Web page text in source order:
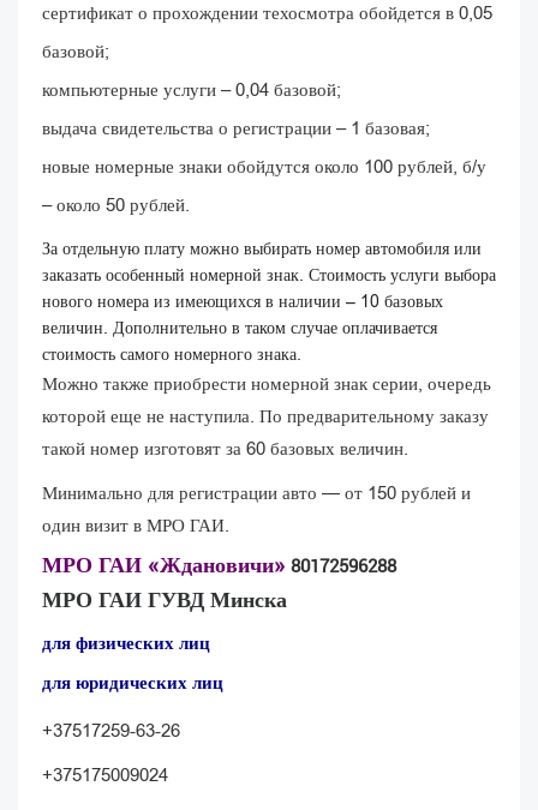
сертификат о прохождении техосмотра обойдется в 0,05
базовой;
компьютерные услуги – 0,04 базовой;
выдача свидетельства о регистрации – 1 базовая;
новые номерные знаки обойдутся около 100 рублей, б/у
– около 50 рублей.
За отдельную плату можно выбирать номер автомобиля или
заказать особенный номерной знак. Стоимость услуги выбора
нового номера из имеющихся в наличии – 10 базовых
величин. Дополнительно в таком случае оплачивается
стоимость самого номерного знака.
Можно также приобрести номерной знак серии, очередь
которой еще не наступила. По предварительному заказу
такой номер изготовят за 60 базовых величин.
Минимально для регистрации авто — от 150 рублей и
один визит в МРО ГАИ.
МРО ГАИ «Ждановичи» 80172596288
МРО ГАИ ГУВД Минска
для физических лиц
для юридических лиц
+37517259-63-26
+375175009024